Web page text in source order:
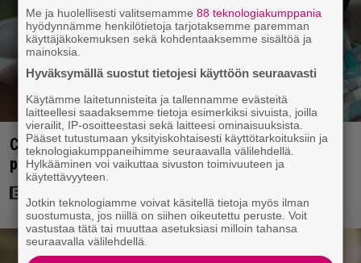
Clint Eastwood näytti Kevin Costnerille kaapin
paikan hyvin yksinkertaisella toimenpiteellä
Me ja huolellisesti valitsemamme88 teknologiakumppania
hyödynnämme henkilötietoja tarjotaksemme paremman
käyttäjäkokemuksen sekä kohdentaaksemme sisältöä ja
mainoksia.
Hyväksymällä suostut tietojesi käyttöön seuraavasti
Käytämme laitetunnisteita ja tallennamme evästeitä
laitteellesi saadaksemme tietoja esimerkiksi sivuista, joilla
vierailit, IP-osoitteestasi sekä laitteesi ominaisuuksista.
Pääset tutustumaan yksityiskohtaisesti käyttötarkoituksiin ja
teknologiakumppaneihimme seuraavalla välilehdellä.
Hylkääminen voi vaikuttaa sivuston toimivuuteen ja
käytettävyyteen.
Jotkin teknologiamme voivat käsitellä tietoja myös ilman
suostumusta, jos niillä on siihen oikeutettu peruste. Voit
vastustaa tätä tai muuttaa asetuksiasi milloin tahansa
seuraavalla välilehdellä.